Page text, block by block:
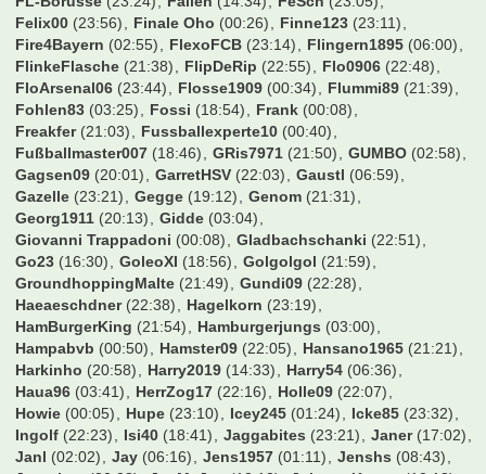
Christoph27021900(07:24) Chrizb84
(21:34)
Cody Rhodes (23:03) CoffeeG (20:59) Cohiba
(18:52)
Cukinas(21:48) Cybaergizzle (00:29) DRG78
(23:08) Dangermike (01:22)
Daniel Düsentrieb
(22:22) Daniel FCB
(18:35)
(06:24) Daniel089 (03:57) Daniel33 (06:39)
Danny1895
(23:14) Deilginis Dennis21
(02:04) Der Hans (21:54) DesertWolf
(23:52)
Dickie
(09:12) Dolly Domi85 (19:23) Domi89
Domidomdom(22:00) DonChori
(09:50)
DonVitoCorleone (15:29) Don_Pao
(04:38) Dorfrocker
(13:47)
DrKnut
(17:14) (22:26) Dropicz(03:43)
(23:26) Duffman0815 Dugdi(21:28)
ESVAUWE (09:15) EchteNummer10
EgalWohin09
(17:35) Eggi91 (22:12) EisTee
(22:52)
Ekken
(12:55) ElBarto Elmostar
Erenmann(15:25) Escape80(06:33) Esse1909
(18:22)
Essen U-Haft
(09:06) Excalibur (09:47) Exorzischt(23:05)
(19:58) FCB96 (23:48) FCK1900 (19:15) FC_S6
(23:34)
FL-Borusse
(23:24) Falien (14:34) FeSch
(23:05)
Felix00
(23:56) Finale Oho Finne123
(23:11)